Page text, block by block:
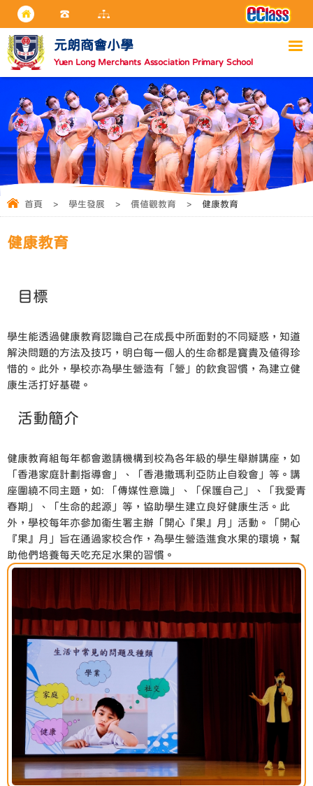
元朗商會小學
Yuen Long Merchants Association Primary School
首頁 > 學生發展 > 價值觀教育 > 健康教育
健康教育
目標
學生能透過健康教育認識自己在成長中所面對的不同疑惑，知道
解決問題的方法及技巧，明白每一個人的生命都是寶貴及值得珍
惜的。此外，學校亦為學生營造有「營」的飲食習慣，為建立健
康生活打好基礎。
活動簡介
健康教育組每年都會邀請機構到校為各年級的學生舉辦講座，如
「香港家庭計劃指導會」、「香港撒瑪利亞防止自殺會」等。講
座圍繞不同主題，如: 「傳媒性意識」、「保護自己」、「我愛青
春期」、「生命的起源」等，協助學生建立良好健康生活。此
外，學校每年亦參加衞生署主辦「開心『果』月」活動。「開心
『果』月」旨在通過家校合作，為學生營造進食水果的環境，幫
助他們培養每天吃充足水果的習慣。